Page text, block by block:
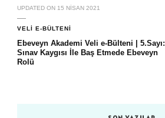
UPDATED ON 15 NISAN 2021
VELI E-BÜLTENI
Ebeveyn Akademi Veli e-Bülteni | 5.Sayı:
Sınav Kaygısı İle Baş Etmede Ebeveyn
Rolü